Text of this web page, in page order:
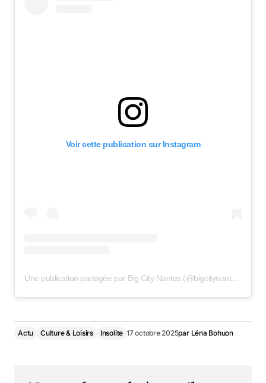
Voir cette publication sur Instagram
Une publication partagée par Big City Nantes (@bigcitynantes)
Actu Culture & Loisirs Insolite 17 octobre 2025par Léna Bohuon